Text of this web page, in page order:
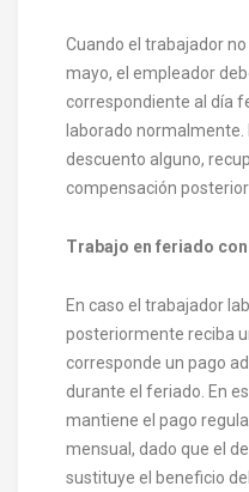
Cuando el trabajador
mayo, el empleador
correspondiente al día
laborado
descuento alguno,
compensación
Trabajo en feriado
En caso el trabajador
posteriormente reciba
corresponde un pago
durante el feriado. En
mantiene el pago
mensual, dado que el
sustituye el beneficio